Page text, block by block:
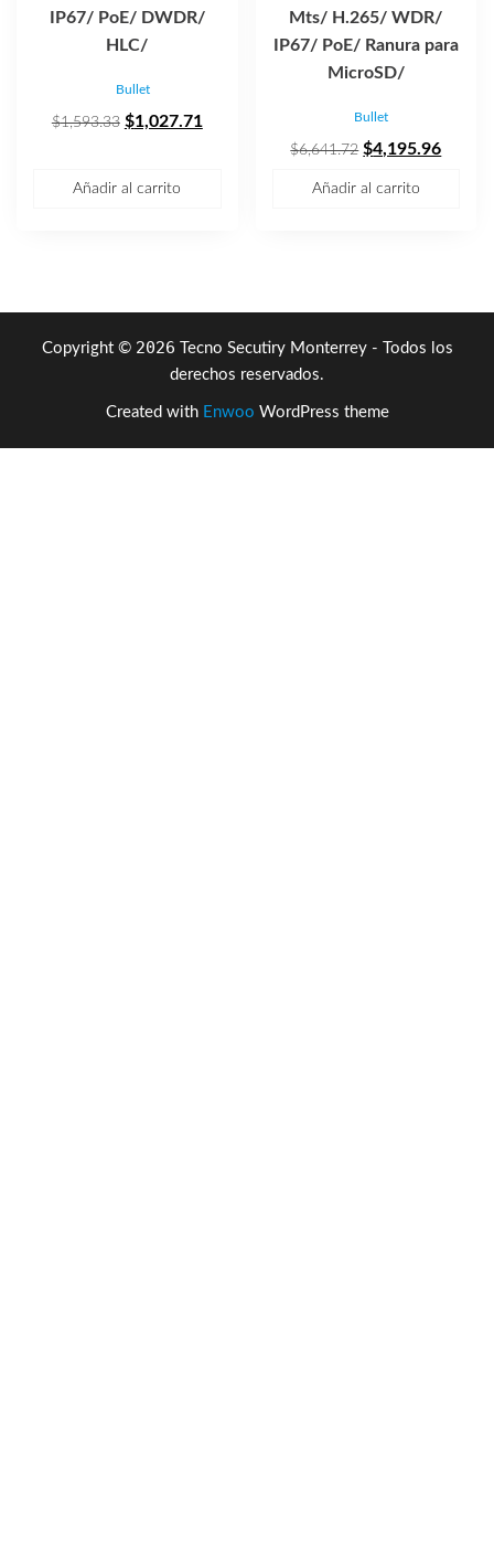
IP67/ PoE/ DWDR/
HLC/
Bullet
$1,593.33 El
$1,027.71
Añadir al carrito
Mts/ H.265/ WDR/
IP67/ PoE/ Ranura para
MicroSD/
Bullet
$6,641.72 El
$4,195.96El
Añadir al carrito
Copyright © 2026 Tecno Secutiry Monterrey - Todos los
derechos reservados.
Created with Enwoo WordPress theme